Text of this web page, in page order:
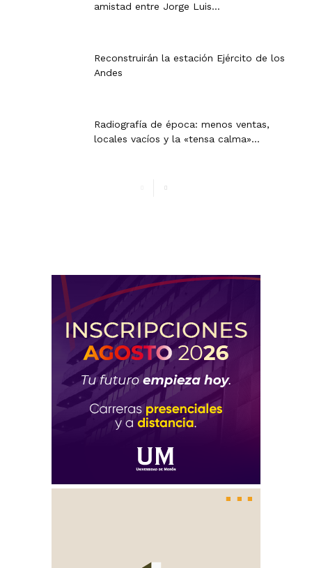
amistad entre Jorge Luis...
Reconstruirán la estación Ejército de los
Andes
Radiografía de época: menos ventas,
locales vacíos y la «tensa calma»...